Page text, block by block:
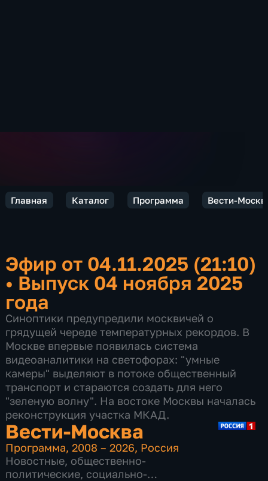
Главная Каталог Программа Вести-
Эфир от 04.11.2025 (21:10)
• Выпуск 04 ноября 2025
года
Синоптики предупредили москвичей о
грядущей череде температурных рекордов. В
Москве впервые появилась система
видеоаналитики на светофорах: "умные
камеры" выделяют в потоке общественный
транспорт и стараются создать для него
"зеленую волну". На востоке Москвы началась
реконструкция участка МКАД.
Вести-Москва
Программа,2008 – 2026, Россия
Новостные, общественно-
политические, социально-